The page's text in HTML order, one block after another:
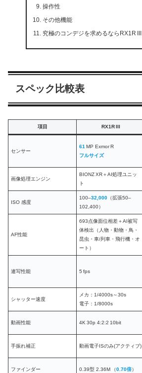
操作性
その他機能
究極のコンデジを求めるならRX1R III
スペック比較表
項目 RX1R III
センサー
61 MP Exmor R
フルサイズ
画像処理エンジン
BIONZ XR＋AI処理ユニッ
ト
ISO 感度
100–32,000 （拡張50–
102,400）
AF性能
693点像面位相差＋AI被写
体検出（人物・動物・鳥・
昆虫・車/列車・飛行機・オ
ート）
連写性能 5 fps
シャッター速度
メカ：1/4000s～30s
電子：1/8000s
動画性能 4K 30p 4:2:2 10bit
手振れ補正 動画電子ISのみ(アクティブ)
ファインダー 0.39型 2.36M （0.70倍）